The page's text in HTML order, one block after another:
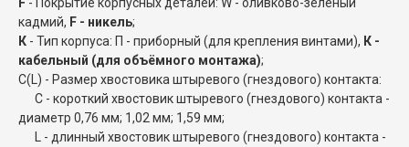
кадмий, F - никель;
К - Тип корпуса: П - приборный (для крепления винтами), К -
кабельный (для объёмного монтажа);
C(L) - Размер хвостовика штыревого (гнездового) контакта:
C - короткий хвостовик штыревого (гнездового) контакта -
диаметр 0,76 мм; 1,02 мм; 1,59 мм;
L - длинный хвостовик штыревого (гнездового) контакта -